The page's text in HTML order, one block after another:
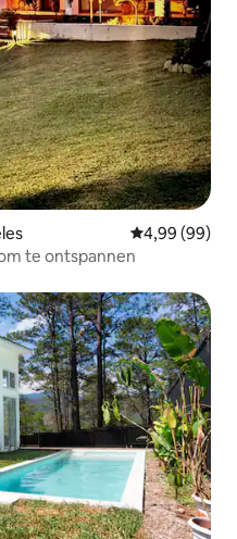
Gemiddelde
4,99 (99)
te ontspannen